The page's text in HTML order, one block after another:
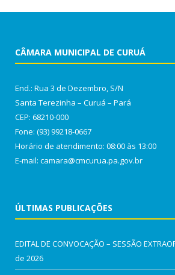
CÂMARA MUNICIPAL DE CURUÁ
End.: Rua 3 de Dezembro, S/N
Santa Terezinha – Curuá – Pará
CEP: 68210-000
Fone: (93) 99218-0667
Horário de atendimento: 08:00 às 13:00
E-mail: camara@cmcurua.pa.gov.br
ÚLTIMAS PUBLICAÇÕES
EDITAL DE CONVOCAÇÃO – SESSÃO
de 2026